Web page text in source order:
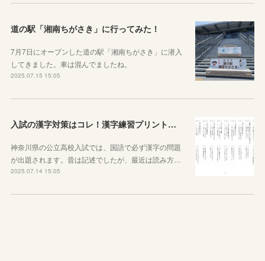
道の駅「湘南ちがさき」に行ってみた！
7月7日にオープンした道の駅「湘南ちがさき」に潜入
してきました。車は混んでましたね。
2025.07.15 15:05
入試の漢字対策はコレ！漢字練習プリントのご紹介！
神奈川県の公立高校入試では、国語で必ず漢字の問題
が出題されます。昔は記述でしたが、最近は読み方…
2025.07.14 15:05